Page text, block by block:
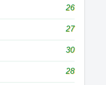
26
27
30
28